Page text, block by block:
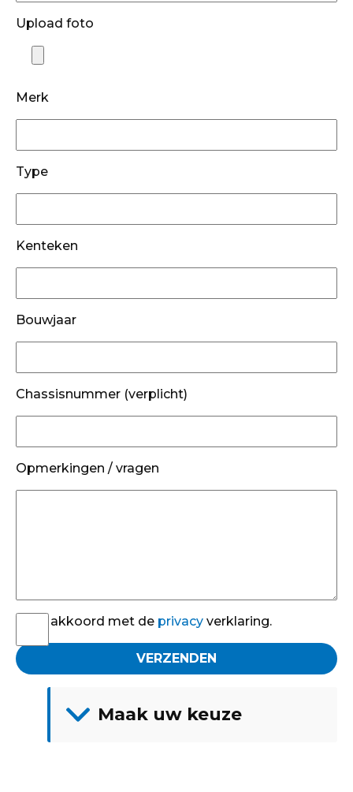
Upload foto
Merk
Type
Kenteken
Bouwjaar
Chassisnummer (verplicht)
Opmerkingen / vragen
Ik ga akkoord met de privacy verklaring.
Maak uw keuze